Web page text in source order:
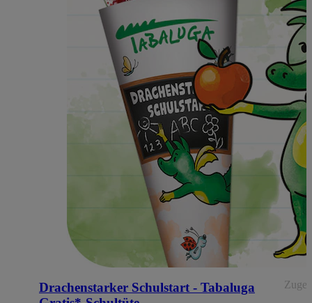
Drachenstarker Schulstart - Tabaluga